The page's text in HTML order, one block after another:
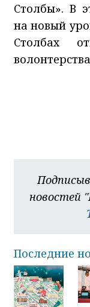
Столбы». В
на новый
Столбах
новостей
Последние